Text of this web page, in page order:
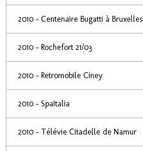
2010 - Centenaire Bugatti à Bruxelles
2010 - Rochefort 21/03
2010 - Retromobile Ciney
2010 - SpaItalia
2010 - Télévie Citadelle de Namur